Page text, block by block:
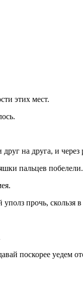
этих мест.
на друга, и
пальцев по­белели.
прочь,
поскорее уедем